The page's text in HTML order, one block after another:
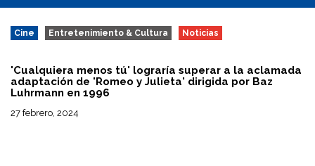
Cine Entretenimiento & Cultura Noticias
'Cualquiera menos tú' lograría superar a la aclamada
adaptación de 'Romeo y Julieta' dirigida por Baz
Luhrmann en 1996
27 febrero, 2024